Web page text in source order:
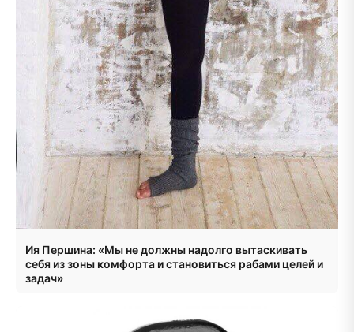
Ия Першина: «Мы не должны надолго вытаскивать
себя из зоны комфорта и становиться рабами целей и
задач»